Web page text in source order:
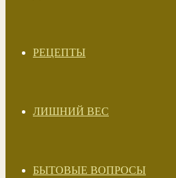
РЕЦЕПТЫ
ЛИШНИЙ ВЕС
БЫТОВЫЕ ВОПРОСЫ